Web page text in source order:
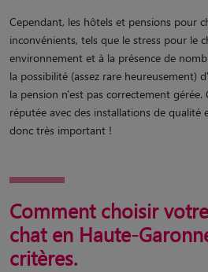
Cependant, les hôtels et pensions pour
inconvénients, tels que le stress pour le
environnement et à la présence de
la possibilité (assez rare heureusement)
la pension n'est pas correctement
réputée avec des installations de qualité
donc très important !
Comment choisir
chat en Haute-
critères.